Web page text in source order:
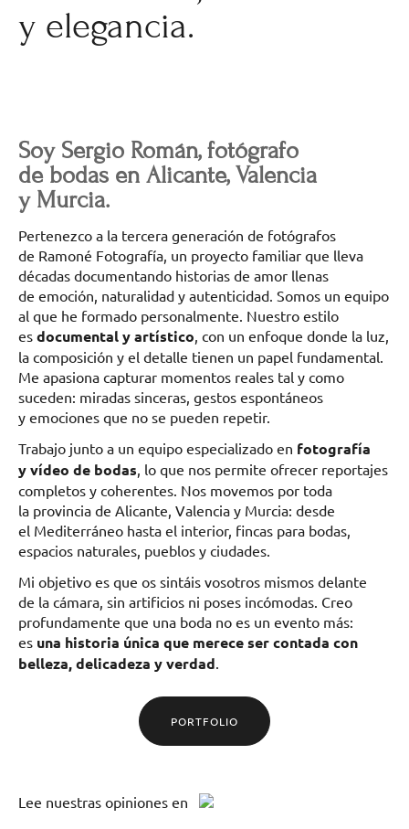
y elegancia.
Soy Sergio Román, fotógrafo
de bodas en Alicante, Valencia
y Murcia.
Pertenezco a la tercera generación de fotógrafos
de Ramoné Fotografía, un proyecto familiar que lleva
décadas documentando historias de amor llenas
de emoción, naturalidad y autenticidad. Somos un equipo
al que he formado personalmente. Nuestro estilo
es documental y artístico , con un enfoque donde la luz,
la composición y el detalle tienen un papel fundamental.
Me apasiona capturar momentos reales tal y como
suceden: miradas sinceras, gestos espontáneos
y emociones que no se pueden repetir.
Trabajo junto a un equipo especializado en fotografía
y vídeo de bodas , lo que nos permite ofrecer reportajes
completos y coherentes. Nos movemos por toda
la provincia de Alicante, Valencia y Murcia: desde
el Mediterráneo hasta el interior, fincas para bodas,
espacios naturales, pueblos y ciudades.
Mi objetivo es que os sintáis vosotros mismos delante
de la cámara, sin artificios ni poses incómodas. Creo
profundamente que una boda no es un evento más:
es una historia única que merece ser contada con
belleza, delicadeza y verdad
PORTFOLIO
Lee nuestras opiniones en